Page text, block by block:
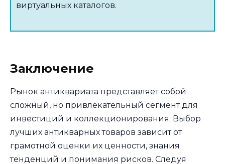
виртуальных каталогов.
Заключение
Рынок антиквариата представляет собой
сложный, но привлекательный сегмент для
инвестиций и коллекционирования. Выбор
лучших антикварных товаров зависит от
грамотной оценки их ценности, знания
тенденций и понимания рисков. Следуя